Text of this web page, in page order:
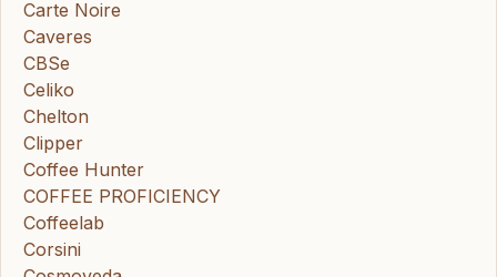
Carte Noire
Caveres
CBSe
Celiko
Chelton
Clipper
Coffee Hunter
COFFEE PROFICIENCY
Coffeelab
Corsini